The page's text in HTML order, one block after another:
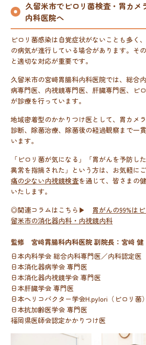
久留米市でピロリ菌検査・胃カメ
内科医院へ
ピロリ菌感染は自覚症状がないことも多く
の病気が進行している場合があります。そ
と適切な対応が重要です。
久留米市の宮﨑胃腸科内科医院では、総合
病専門医、内視鏡専門医、肝臓専門医、ピ
が診療を行っています。
地域密着型のかかりつけ医として、胃カメ
診断、除菌治療、除菌後の経過観察まで一
います。
「ピロリ菌が気になる」「胃がんを予防し
異常を指摘された」という方は、お気軽に
痛の少ない内視鏡検査を通じて、皆さまの
いたします。
◎関連コラムはこちら▶ 胃がんの99%は
留米市の消化器内科・内視鏡内科
監修 宮﨑胃腸科内科医院 副院長：宮﨑 健
日本内科学会 総合内科専門医／内科認定医
日本消化器病学会 専門医
日本消化器内視鏡学会 専門医
日本肝臓学会 専門医
日本ヘリコバクター学会H.pylori（ピロリ菌
日本抗加齢医学会 専門医
福岡県医師会認定かかりつけ医